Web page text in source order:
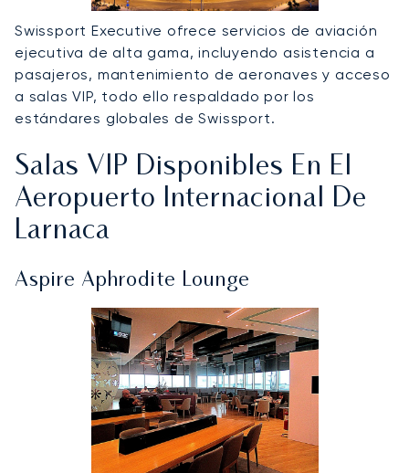
Swissport Executive ofrece servicios de aviación
ejecutiva de alta gama, incluyendo asistencia a
pasajeros, mantenimiento de aeronaves y acceso
a salas VIP, todo ello respaldado por los
estándares globales de Swissport.
Salas VIP Disponibles En El
Aeropuerto Internacional De
Larnaca
Aspire Aphrodite Lounge